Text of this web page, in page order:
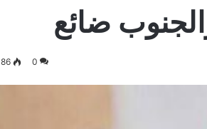
ضائع
0
86